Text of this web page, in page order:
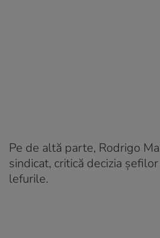
Pe de altă parte, Rodrigo
sindicat, critică decizia
lefurile.